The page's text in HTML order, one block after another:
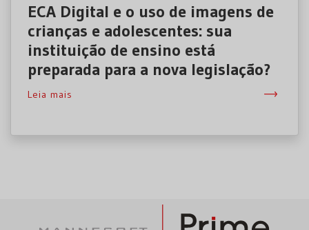
ECA Digital e o uso de imagens de
crianças e adolescentes: sua
instituição de ensino está
preparada para a nova legislação?
Leia mais